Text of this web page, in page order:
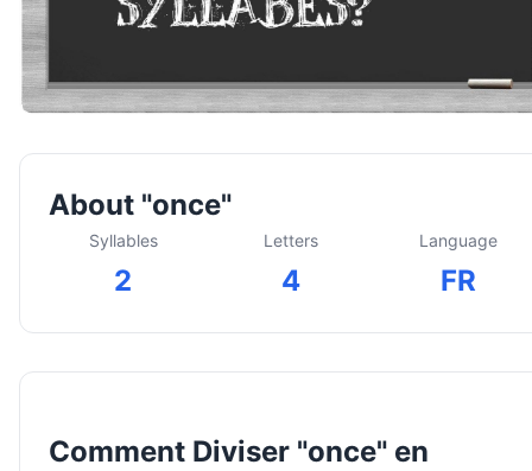
About "once"
Syllables
2
Letters
4
Language
FR
Comment Diviser "once" en